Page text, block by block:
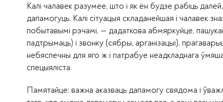
Калі чалавек разумее, што і як ён будзе рабіць
дапамогуць. Калі сітуацыя складанейшая і чалавек
побытавымі рэчамі, — дадаткова абмяркуйце,
падтрымаць) і звонку (сябры, арганізацыі),
небяспечны для яго ж і патрабуе неадкладнага
спецыяліста.
Памятайце: важна аказваць дапамогу свядома і